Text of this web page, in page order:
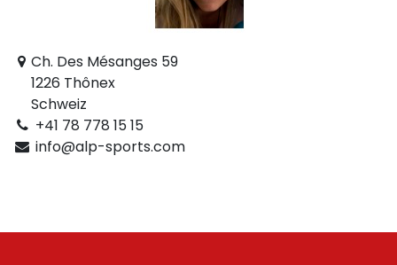
Ch. Des Mésanges 59
1226 Thônex
Schweiz
+41 78 778 15 15
info@alp-sports.com